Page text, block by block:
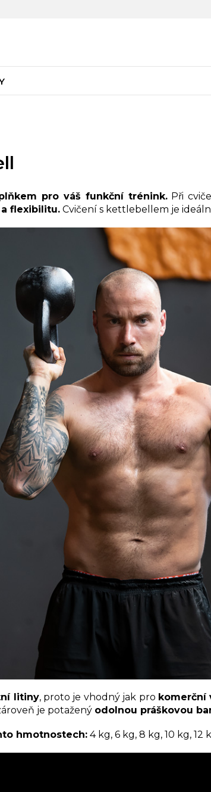
pro váš funkční trénink.Při
flexibilitu. Cvičení s kettlebellem je
litiny, proto je vhodný jak pro komerční
je potažený odolnou práškovou
hmotnostech: 4 kg, 6 kg, 8 kg, 10 kg, 12